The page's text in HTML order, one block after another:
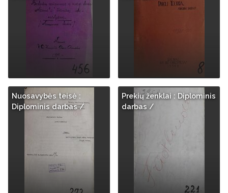
Nuosavybės teisė :
Diplominis darbas /
Prekių ženklai : Diplominis
darbas /